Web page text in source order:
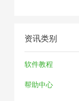
图
片
4
压
缩
1
工
资讯类别
软件教程
帮助中心